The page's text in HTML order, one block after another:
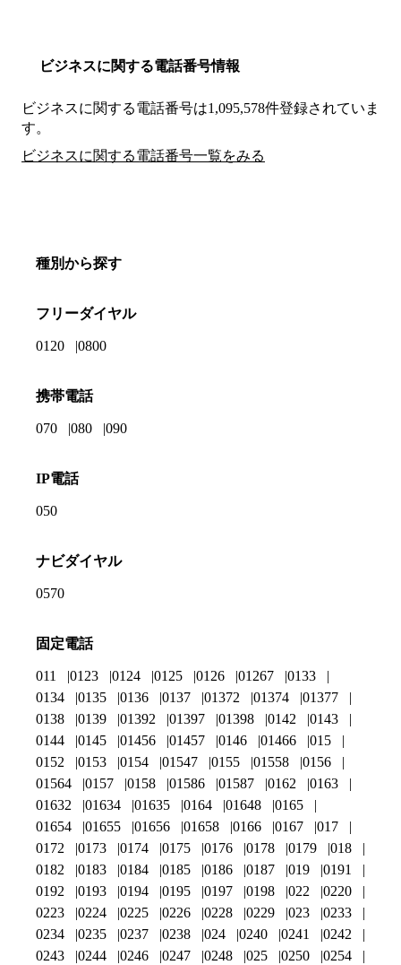
ビジネスに関する電話番号情報
ビジネスに関する電話番号は1,095,578件登録されていま
す。
ビジネスに関する電話番号一覧をみる
種別から探す
フリーダイヤル
0120 0800
携帯電話
070 080 090
IP電話
050
ナビダイヤル
0570
固定電話
011 0123 0124 0125 0126 01267
0133
0134
0135 0136 0137 01372 01374
01377
0138
0139 01392 01397 01398 0142
0143
0144
0145 01456 01457 0146 01466
015
0152
0153 0154 01547 0155 01558
0156
01564
0157 0158 01586 01587 0162
0163
01632
01634 01635 0164 01648
0165
01654
01655 01656 01658 0166 0167
017
0172
0173 0174 0175 0176 0178 0179
018
0182
0183 0184 0185 0186 0187 019
0191
0192
0193 0194 0195 0197 0198 022
0220
0223
0224 0225 0226 0228 0229 023
0233
0234
0235 0237 0238 024 0240 0241
0242
0243
0244 0246 0247 0248 025 0250 0254